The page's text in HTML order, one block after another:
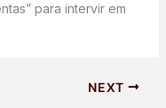
para intervir em
NEXT